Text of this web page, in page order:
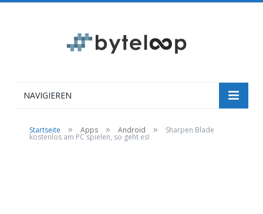
NAVIGIEREN
Startseite » Apps » Android » Sharpen Blade
kostenlos am PC spielen, so geht es!